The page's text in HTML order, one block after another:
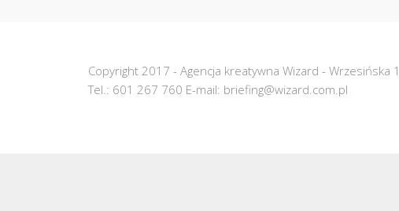
Copyright 2017 - Agencja kreatywna Wizard - Wrzesińska
Tel.: 601 267 760 E-mail: briefing@wizard.com.pl